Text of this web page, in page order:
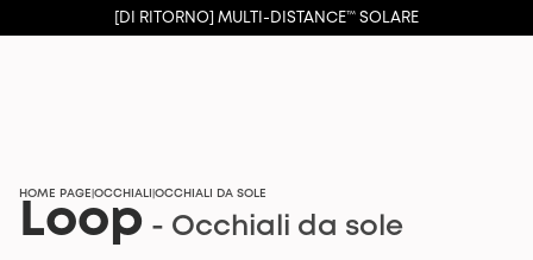
[DI RITORNO] MULTI-DISTANCE™ SOLARE
HOME PAGE OCCHIALI OCCHIALI DA SOLE
Loop - Occhiali da sole